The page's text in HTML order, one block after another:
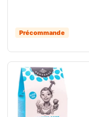
Précommande